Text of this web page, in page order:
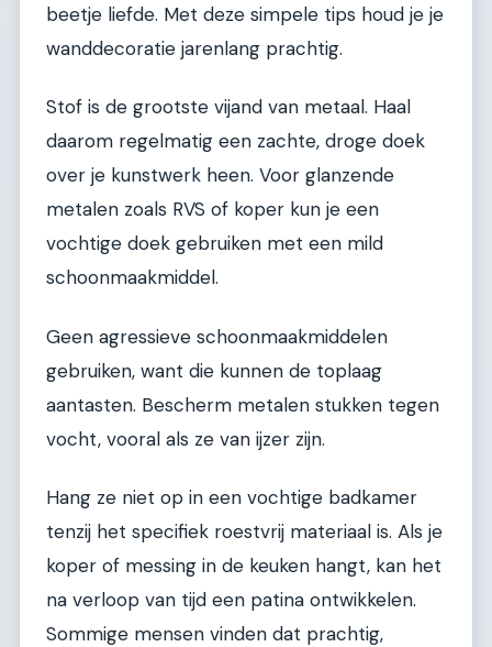
beetje liefde. Met deze simpele tips houd je je
wanddecoratie jarenlang prachtig.
Stof is de grootste vijand van metaal. Haal
daarom regelmatig een zachte, droge doek
over je kunstwerk heen. Voor glanzende
metalen zoals RVS of koper kun je een
vochtige doek gebruiken met een mild
schoonmaakmiddel.
Geen agressieve schoonmaakmiddelen
gebruiken, want die kunnen de toplaag
aantasten. Bescherm metalen stukken tegen
vocht, vooral als ze van ijzer zijn.
Hang ze niet op in een vochtige badkamer
tenzij het specifiek roestvrij materiaal is. Als je
koper of messing in de keuken hangt, kan het
na verloop van tijd een patina ontwikkelen.
Sommige mensen vinden dat prachtig,